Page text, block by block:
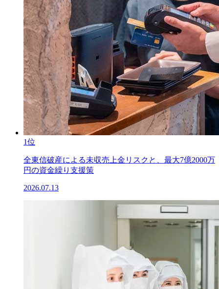
1位
全東信破産による未収売上金リスクと、最大7億2000万
円の資金繰り支援策
2026.07.13